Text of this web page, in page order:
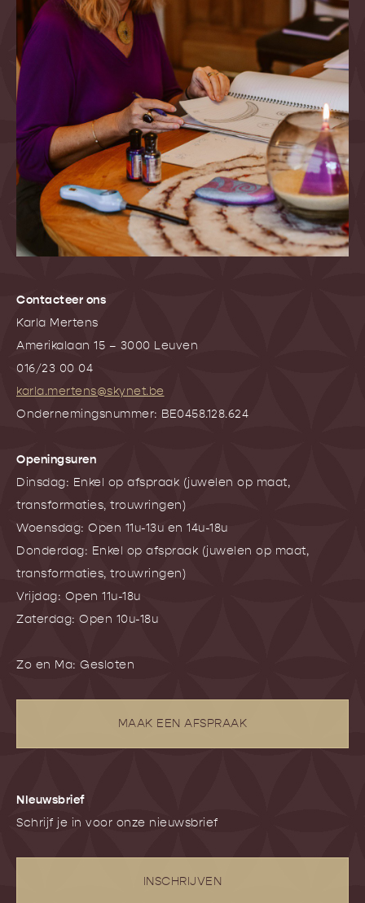
Contacteer ons
Karla Mertens
Amerikalaan 15 – 3000 Leuven
016/23 00 04
karla.mertens@skynet.be
Ondernemingsnummer: BE0458.128.624
Openingsuren
Dinsdag: Enkel op afspraak (juwelen op maat,
transformaties, trouwringen)
Woensdag: Open 11u-13u en 14u-18u
Donderdag: Enkel op afspraak (juwelen op maat,
transformaties, trouwringen)
Vrijdag: Open 11u-18u
Zaterdag: Open 10u-18u
Zo en Ma: Gesloten
MAAK EEN AFSPRAAK
NIeuwsbrief
Schrijf je in voor onze nieuwsbrief
INSCHRIJVEN